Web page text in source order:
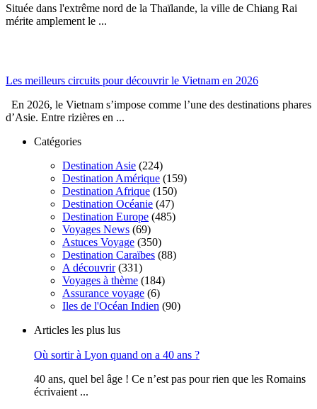
Située dans l'extrême nord de la Thaïlande, la ville de Chiang Rai
mérite amplement le ...
Les meilleurs circuits pour découvrir le Vietnam en 2026
En 2026, le Vietnam s’impose comme l’une des destinations phares
d’Asie. Entre rizières en ...
Catégories
Destination Asie (224)
Destination Amérique (159)
Destination Afrique (150)
Destination Océanie (47)
Destination Europe (485)
Voyages News (69)
Astuces Voyage (350)
Destination Caraïbes (88)
A découvrir(331)
Voyages à thème (184)
Assurance voyage (6)
Iles de l'Océan Indien (90)
Articles les plus lus
Où sortir à Lyon quand on a 40 ans ?
40 ans, quel bel âge ! Ce n’est pas pour rien que les Romains
écrivaient ...